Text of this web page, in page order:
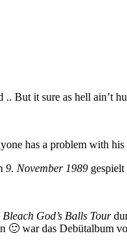
But it sure as hell ain’t
has a problem with
9. November 1989
Bleach God’s Balls Tour
🙂 war das Debütalbum